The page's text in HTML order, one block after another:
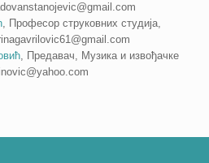
, Професор струковних студија,
, Предавач, Музика и извођачке